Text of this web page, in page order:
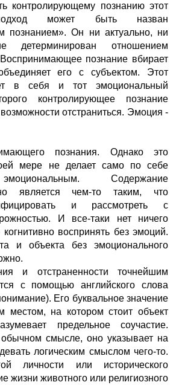
контролирующему познанию этот
может быть назван
познанием». Он ни актуально, ни
детерминирован отношением
познание вбирает
его с субъектом. Этот
в себя и тот эмоциональный
контролирующее познание
отстраниться. Эмоция -
познания. Однако это
мере не делает само по себе
Содержание
является чем-то таким, что
и рассмотреть с
И все-таки нет ничего
воспринять без эмоций.
и объекта без эмоционального
и отстраненности точнейшим
с помощью английского слова
Его буквальное значение
местом, на котором стоит объект
предельное соучастие.
смысле, оно указывает на
логическим смыслом чего-то.
личности или исторического
жизни животного или религиозного